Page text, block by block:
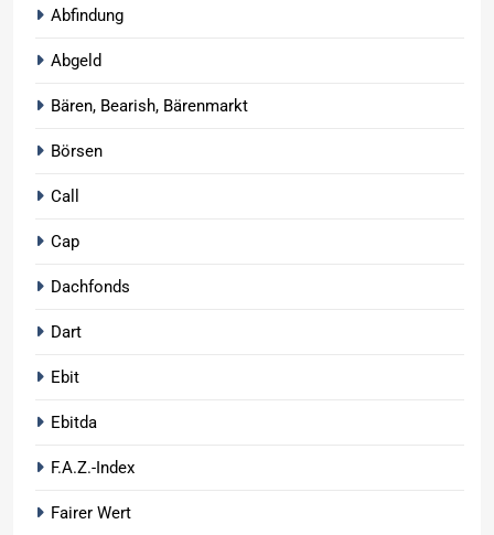
Abfindung
Abgeld
Bären, Bearish, Bärenmarkt
Börsen
Call
Cap
Dachfonds
Dart
Ebit
Ebitda
F.A.Z.-Index
Fairer Wert